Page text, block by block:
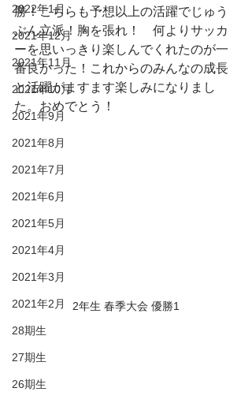
2022年1月
2021年12月
2021年11月
2021年10月
2021年9月
2021年8月
2021年7月
2021年6月
2021年5月
2021年4月
2021年3月
2021年2月
28期生
27期生
26期生
勝！こちらも予想以上の活躍でじゅう
ぶん立派！胸を張れ！　何よりサッカ
ーを思いっきり楽しんでくれたのが一
番良かった！これからのみんなの成長
と活躍がますます楽しみになりまし
た。おめでとう！
2年生 春季大会 優勝1